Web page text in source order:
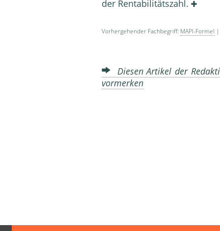
der Rentabilitätszahl.
Vorhergehender Fachbegriff: MAPI-Formel
Diesen Artikel der
vormerken